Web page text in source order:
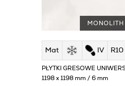
Mat IV
PŁYTKI GRESOWE
1198 x 1198 mm / 6 mm